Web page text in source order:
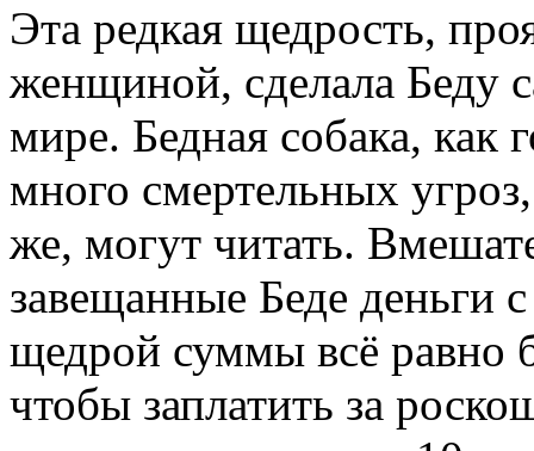
Эта редкая щедрость,
женщиной, сделала Беду
мире. Бедная собака, как
много смертельных
же, могут читать.
завещанные Беде деньги
щедрой суммы всё равно
чтобы заплатить за